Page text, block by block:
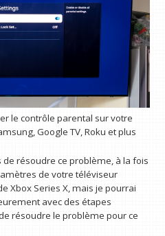
le contrôle parental sur votre
Google TV, Roku et plus
résoudre ce problème, à la fois
de votre téléviseur
Xbox Series X, mais je pourrai
avec des étapes
résoudre le problème pour ce